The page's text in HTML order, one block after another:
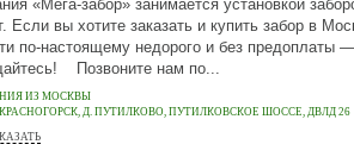
«Мега-забор» занимается установкой
Если вы хотите заказать и купить забор в
по-настоящему недорого и без предоплаты —
Позвоните нам по...
ИЗ МОСКВЫ
КРАСНОГОРСК, Д. ПУТИЛКОВО, ПУТИЛКОВСКОЕ ШОССЕ, ДВЛД 26
766-17-50